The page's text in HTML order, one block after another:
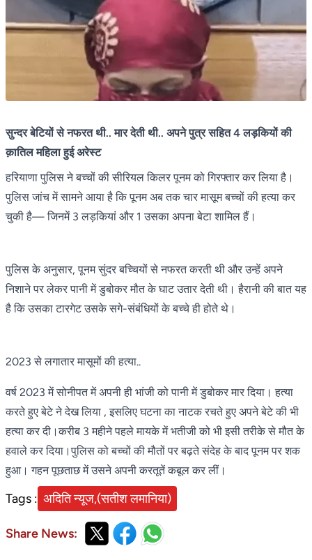
सुन्दर बेटियों से नफरत थी.. मार देती थी.. अपने पुत्र सहित 4 लड़कियों की
क़ातिल महिला हुई अरेस्ट
हरियाणा पुलिस ने बच्चों की सीरियल किलर पूनम को गिरफ्तार कर लिया है।
पुलिस जांच में सामने आया है कि पूनम अब तक चार मासूम बच्चों की हत्या कर
चुकी है— जिनमें 3 लड़कियां और 1 उसका अपना बेटा शामिल हैं।
पुलिस के अनुसार, पूनम सुंदर बच्चियों से नफरत करती थी और उन्हें अपने
निशाने पर लेकर पानी में डुबोकर मौत के घाट उतार देती थी। हैरानी की बात यह
है कि उसका टारगेट उसके सगे-संबंधियों के बच्चे ही होते थे।
2023 से लगातार मासूमों की हत्या..
वर्ष 2023 में सोनीपत में अपनी ही भांजी को पानी में डुबोकर मार दिया। हत्या
करते हुए बेटे ने देख लिया , इसलिए घटना का नाटक रचते हुए अपने बेटे की भी
हत्या कर दी।करीब 3 महीने पहले मायके में भतीजी को भी इसी तरीके से मौत के
हवाले कर दिया।पुलिस को बच्चों की मौतों पर बढ़ते संदेह के बाद पूनम पर शक
हुआ। गहन पूछताछ में उसने अपनी करतूतें कबूल कर लीं।
Tags : अदिति न्यूज,(सतीश लमानिया)
Share News: